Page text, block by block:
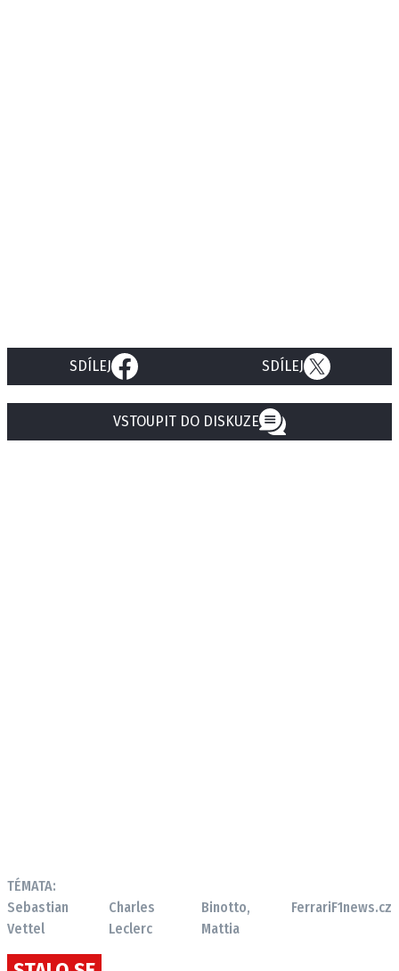
SDÍLEJ SDÍLEJ
VSTOUPIT DO DISKUZE
TÉMATA:
Sebastian
Vettel
Charles
Leclerc
Binotto,
Mattia
FerrariF1news.cz